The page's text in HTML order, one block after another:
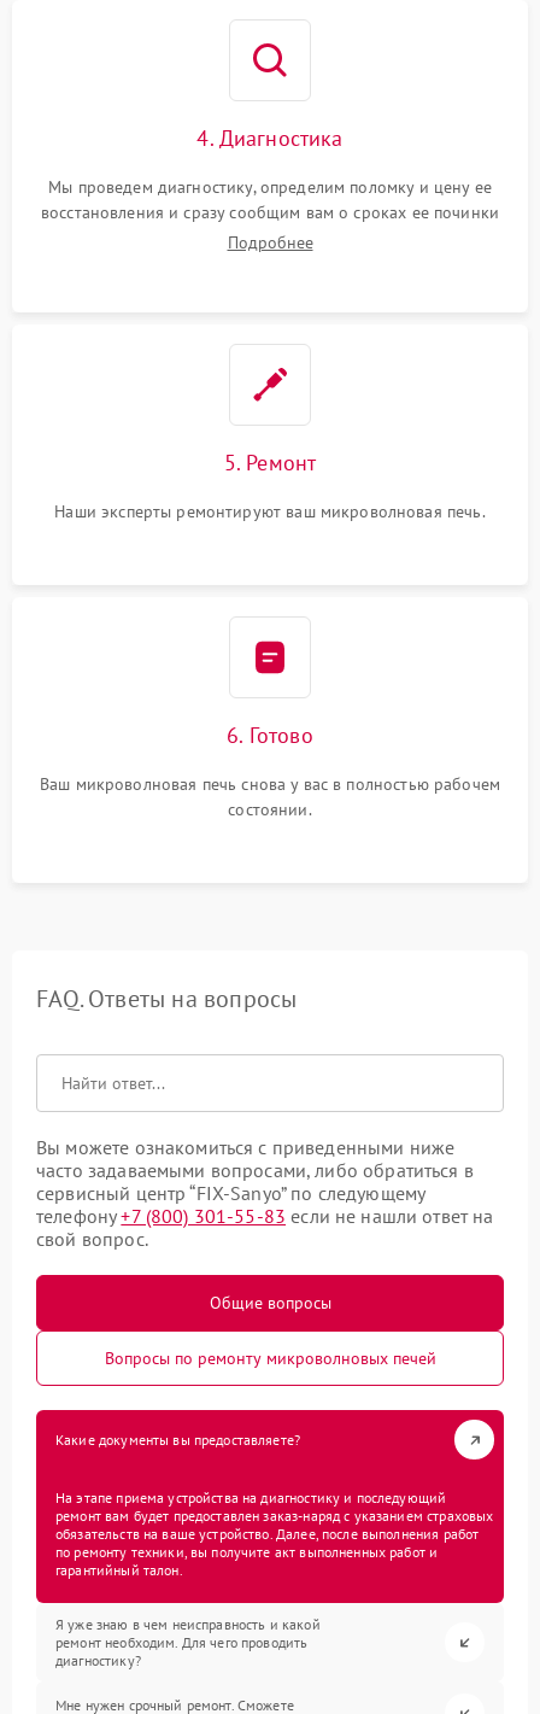
4. Диагностика
Мы проведем диагностику, определим поломку и цену ее
восстановления и сразу сообщим вам о сроках ее починки
Подробнее
5. Ремонт
Наши эксперты ремонтируют ваш микроволновая печь.
6. Готово
Ваш микроволновая печь снова у вас в полностью рабочем
состоянии.
FAQ. Ответы на вопросы
Вы можете ознакомиться с приведенными ниже
часто задаваемыми вопросами, либо обратиться в
сервисный центр “FIX-Sanyo” по следующему
телефону+7 (800) 301-55-83 если не нашли ответ на
свой вопрос.
Общие вопросы
Вопросы по ремонту микроволновых печей
Какие документы вы предоставляете?
На этапе приема устройства на диагностику и последующий
ремонт вам будет предоставлен заказ-наряд с указанием страховых
обязательств на ваше устройство. Далее, после выполнения работ
по ремонту техники, вы получите акт выполненных работ и
гарантийный талон.
Я уже знаю в чем неисправность и какой
ремонт необходим. Для чего проводить
диагностику?
Мне нужен срочный ремонт. Сможете